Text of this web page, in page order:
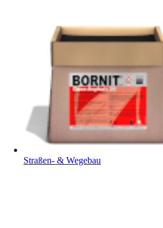
Straßen- & Wegebau